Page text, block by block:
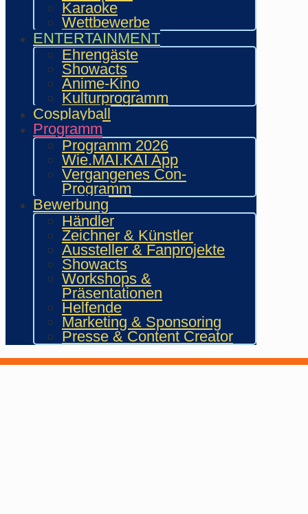
Karaoke
Wettbewerbe
ENTERTAINMENT
Ehrengäste
Showacts
Anime-Kino
Kulturprogramm
Cosplayball
Programm
Programm 2026
Wie.MAI.KAI App
Vergangenes Con-
Programm
Bewerbung
Händler
Zeichner & Künstler
Aussteller & Fanprojekte
Showacts
Workshops &
Präsentationen
Helfende
Marketing & Sponsoring
Presse & Content Creator